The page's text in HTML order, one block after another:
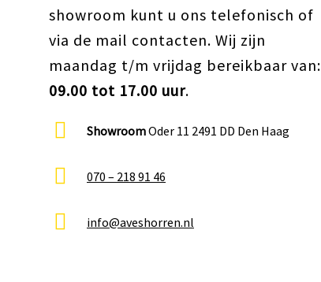
showroom kunt u ons telefonisch of
via de mail contacten. Wij zijn
maandag t/m vrijdag bereikbaar van:
09.00 tot 17.00 uur.
ShowroomOder 11 2491 DD Den Haag
070 – 218 91 46
info@aveshorren.nl